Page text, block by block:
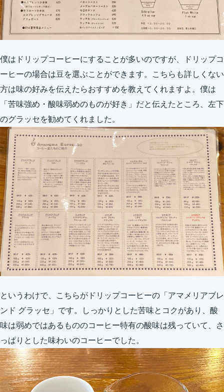
僕はドリップコーヒーにすることが多いのですが、ドリップコ
ーヒーの場合は豆を選ぶことができます。こちらも詳しくない
方は味の好みを伝えたらおすすめを教えてくれますよ。僕は
「苦味強め・酸味弱めのものが好き」だと伝えたところ、左下
のグラッセを勧めてくれました。
というわけで、こちらがドリップコーヒーの「アマメリアブレ
ンド グラッセ」です。しっかりとした苦味とコクがあり、酸
味は弱めではあるもののコーヒー特有の酸味は残っていて、さ
っぱりとした味わいのコーヒーでした。